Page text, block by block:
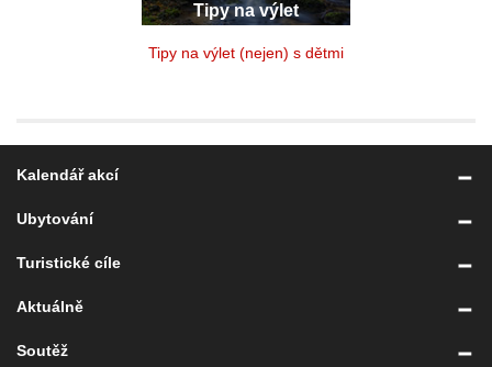
Tipy na výlet
Tipy na výlet (nejen) s dětmi
Kalendář akcí
Ubytování
Turistické cíle
Aktuálně
Soutěž